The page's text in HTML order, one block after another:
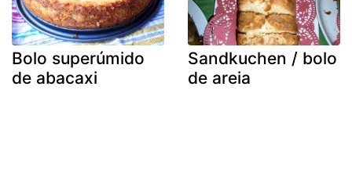
Bolo superúmido
de abacaxi
Sandkuchen / bolo
de areia